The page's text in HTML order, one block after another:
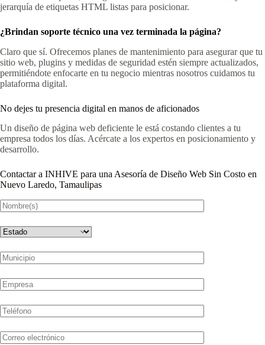
jerarquía de etiquetas HTML listas para posicionar.
¿Brindan soporte técnico una vez terminada la página?
Claro que sí. Ofrecemos planes de mantenimiento para asegurar que tu
sitio web, plugins y medidas de seguridad estén siempre actualizados,
permitiéndote enfocarte en tu negocio mientras nosotros cuidamos tu
plataforma digital.
No dejes tu presencia digital en manos de aficionados
Un diseño de página web deficiente le está costando clientes a tu
empresa todos los días. Acércate a los expertos en posicionamiento y
desarrollo.
Contactar a INHIVE para una Asesoría de Diseño Web Sin Costo en
Nuevo Laredo, Tamaulipas